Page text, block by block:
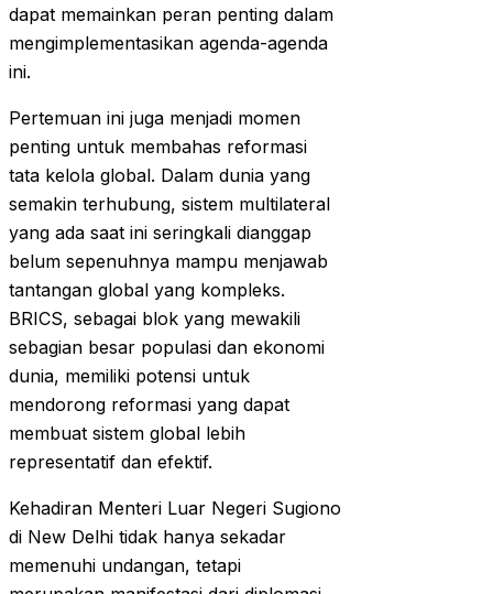
dapat memainkan peran penting dalam
mengimplementasikan agenda-agenda
ini.
Pertemuan ini juga menjadi momen
penting untuk membahas reformasi
tata kelola global. Dalam dunia yang
semakin terhubung, sistem multilateral
yang ada saat ini seringkali dianggap
belum sepenuhnya mampu menjawab
tantangan global yang kompleks.
BRICS, sebagai blok yang mewakili
sebagian besar populasi dan ekonomi
dunia, memiliki potensi untuk
mendorong reformasi yang dapat
membuat sistem global lebih
representatif dan efektif.
Kehadiran Menteri Luar Negeri Sugiono
di New Delhi tidak hanya sekadar
memenuhi undangan, tetapi